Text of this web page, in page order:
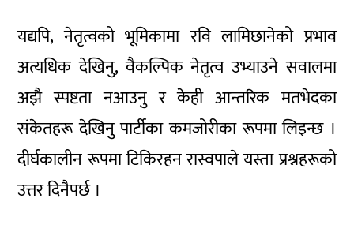
यद्यपि, नेतृत्वको भूमिकामा रवि लामिछानेको प्रभाव
अत्यधिक देखिनु, वैकल्पिक नेतृत्व उभ्याउने सवालमा
अझै स्पष्टता नआउनु र केही आन्तरिक मतभेदका
संकेतहरू देखिनु पार्टीका कमजोरीका रूपमा लिइन्छ ।
दीर्घकालीन रूपमा टिकिरहन रास्वपाले यस्ता प्रश्नहरूको
उत्तर दिनैपर्छ ।